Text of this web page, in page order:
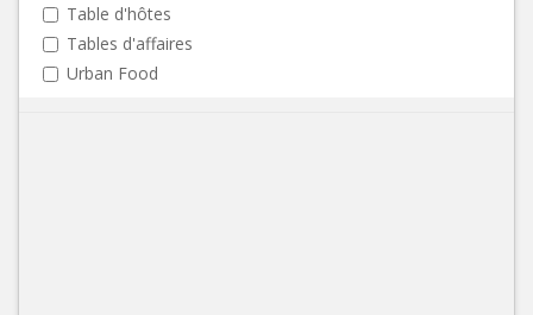
Table d'hôtes
Tables d'affaires
Urban Food